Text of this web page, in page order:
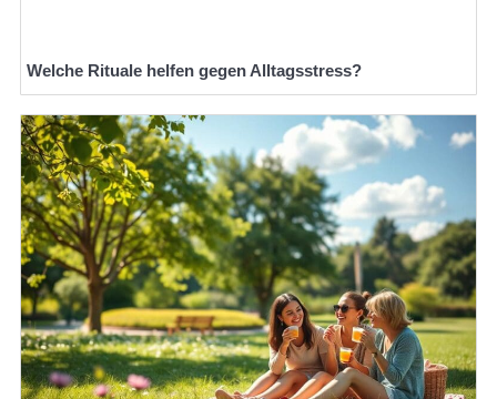
Welche Rituale helfen gegen Alltagsstress?